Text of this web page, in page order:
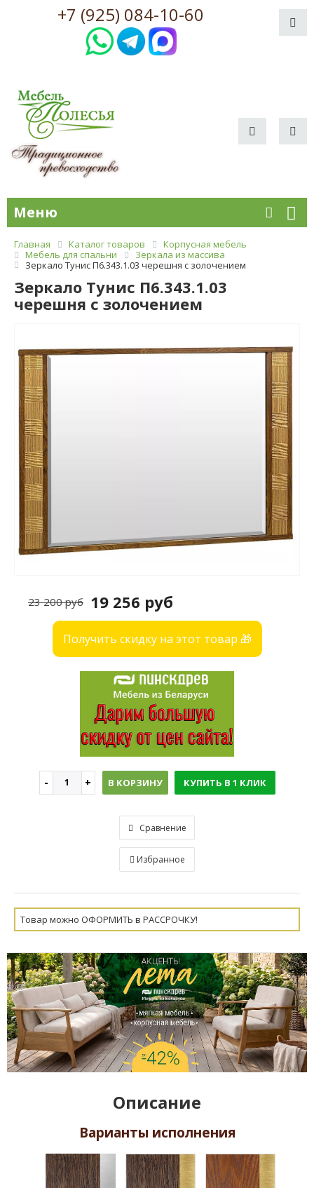
+7 (925) 084-10-60
Меню
Главная Каталог товаров
Корпусная мебель
Мебель для спальни
Зеркала из массива
Зеркало Тунис П6.343.1.03 черешня с золочением
Зеркало Тунис П6.343.1.03
черешня с золочением
19 256 руб
23 200 руб
Получить скидку на этот товар 🎁
В КОРЗИНУ КУПИТЬ В 1 КЛИК
Сравнение
Избранное
Товар можно ОФОРМИТЬ в РАССРОЧКУ!
Описание
Варианты исполнения